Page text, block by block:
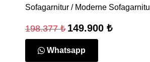
Sofagarnitur / Moderne
198.377 ₺ 149.900 ₺
Whatsapp